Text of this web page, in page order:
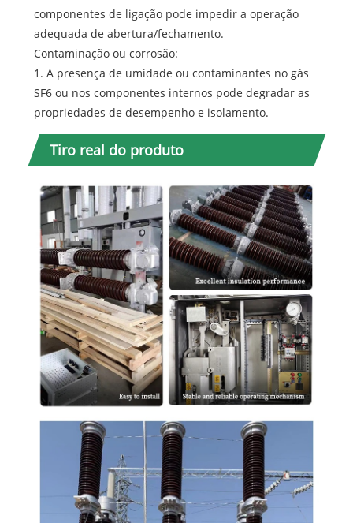
componentes de ligação pode impedir a operação
adequada de abertura/fechamento.
Contaminação ou corrosão:
1. A presença de umidade ou contaminantes no gás
SF6 ou nos componentes internos pode degradar as
propriedades de desempenho e isolamento.
Tiro real do produto